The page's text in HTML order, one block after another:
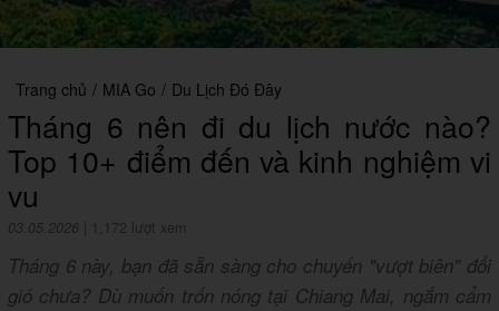
Trang chủ / MIA Go / Du Lịch Đó Đây
Tháng 6 nên đi du lịch nước nào?
Top 10+ điểm đến và kinh nghiệm vi
vu
03.05.2026 1,172 lượt xem
Tháng 6 này, bạn đã sẵn sàng cho chuyến "vượt biên" đổi
gió chưa? Dù muốn trốn nóng tại Chiang Mai, ngắm cẩm